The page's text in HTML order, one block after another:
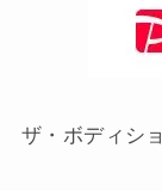
ザ・ボディシ